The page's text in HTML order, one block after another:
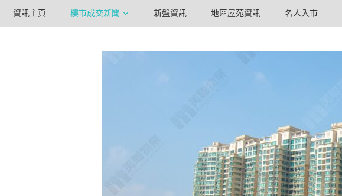
資訊主頁 樓市成交新聞 新盤資訊 地區屋苑資訊 名人入市